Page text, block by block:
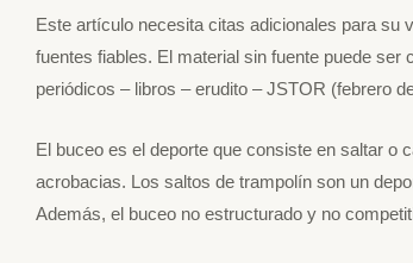
Este artículo necesita citas adicionales para su
fuentes fiables. El material sin fuente puede
periódicos – libros – erudito – JSTOR (febrero
El buceo es el deporte que consiste en saltar o
acrobacias. Los saltos de trampolín son un
Además, el buceo no estructurado y no